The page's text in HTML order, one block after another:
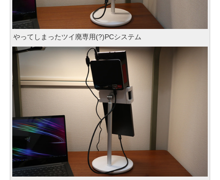
やってしまったツイ廃専用(?)PCシステム